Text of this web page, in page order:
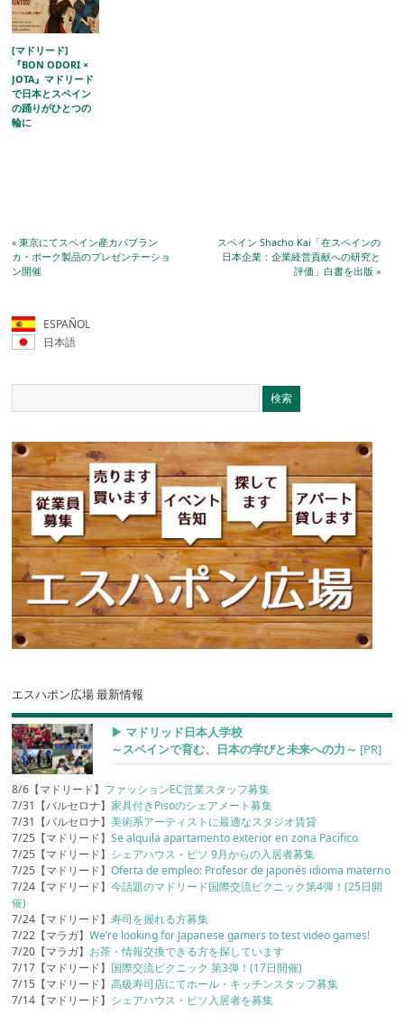
[マドリード]
『BON ODORI ×
JOTA』マドリード
で日本とスペイン
の踊りがひとつの
輪に
«東京にてスペイン産カパブラン
カ・ポーク製品のプレゼンテーショ
ン開催
スペイン Shacho Kai「在スペインの
日本企業：企業経営貢献への研究と
評価」白書を出版 »
ESPAÑOL
日本語
エスハポン広場 最新情報
▶︎ マドリッド日本人学校
～スペインで育む、日本の学びと未来への力～ [PR]
8/6【マドリード】 ファッションEC営業スタッフ募集
7/31【バルセロナ】家具付きPisoのシェアメート募集
7/31【バルセロナ】美術系アーティストに最適なスタジオ賃貸
7/25【マドリード】Se alquila apartamento exterior en zona Pacifico
7/25【マドリード】 シェアハウス・ピソ 9月からの入居者募集
7/25【マドリード】Oferta de empleo: Profesor de japonés idioma materno
7/24【マドリード】今話題のマドリード国際交流ピクニック第4弾！(25日開
催)
7/24【マドリード】寿司を握れる方募集
7/22【マラガ】We’re looking for Japanese gamers to test video games!
7/20【マラガ】 お茶・情報交換できる方を探しています
7/17【マドリード】 国際交流ピクニック 第3弾！(17日開催)
7/15【マドリード】高級寿司店にてホール・キッチンスタッフ募集
7/14【マドリード】 シェアハウス・ピソ入居者を募集